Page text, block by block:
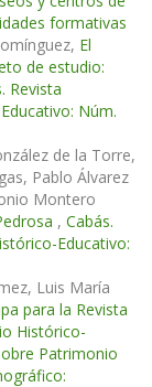
formativas
El
de estudio:
Revista
Núm.
de la Torre,
Pablo Álvarez
Montero
, Cabás.
Educativo:
Luis María
para la Revista
Histórico-
Patrimonio